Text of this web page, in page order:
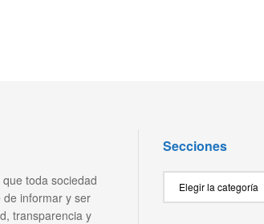
toda sociedad
informar y ser
transparencia y
Secciones